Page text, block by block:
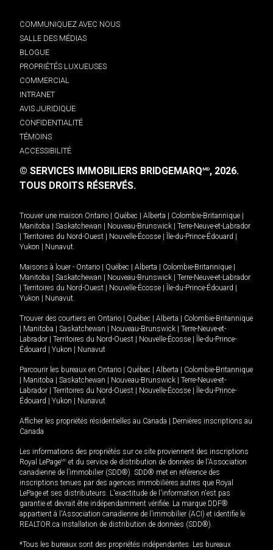
COMMUNIQUEZ AVEC NOUS
SALLE DES MÉDIAS
BLOGUE
PROPRIÉTÉS LUXUEUSES
COMMERCIAL
INTRANET
AVIS JURIDIQUE
CONFIDENTIALITÉ
TÉMOINS
ACCESSIBILITÉ
© SERVICES IMMOBILIERS BRIDGEMARQMD, 2026.
TOUS DROITS RÉSERVÉS.
Trouver une maison Ontario Québec Alberta Colombie-Britannique
Manitoba
Saskatchewan Nouveau-Brunswick
Terre-Neuve-et-Labrador
Territoires du Nord-Ouest Nouvelle-Écosse Île-du-Prince-Édouard
Yukon
Nunavut.
Maisons à louer - Ontario Québec Alberta Colombie-Britannique
Manitoba
Saskatchewan Nouveau-Brunswick
Terre-Neuve-et-Labrador
Territoires du Nord-Ouest Nouvelle-Écosse Île-du-Prince-Édouard
Yukon
Nunavut.
Trouver des courtiers en Ontario Québec Alberta
Colombie-Britannique
Manitoba Saskatchewan Nouveau-Brunswick
Terre-Neuve-et-
Labrador
Territoires du Nord-Ouest Nouvelle-Écosse
Île-du-Prince-
Édouard
Yukon Nunavut
Parcourir les bureaux en Ontario Québec Alberta
Colombie-Britannique
Manitoba Saskatchewan Nouveau-Brunswick
Terre-Neuve-et-
Labrador
Territoires du Nord-Ouest Nouvelle-Écosse
Île-du-Prince-
Édouard
Yukon Nunavut
Afficher les propriétés résidentielles au Canada
Dernières inscriptions au
Canada
Les informations des propriétés sur ce site proviennent des inscriptions
Royal LePageMD et du service de distribution de données de l'Association
canadienne de l’immobilier (SDD®). SDD® met en référence des
inscriptions tenues par des agences immobilières autres que Royal
LePage et ses distributeurs. L'exactitude de l'information n'est pas
garantie et devrait être indépendamment vérifiée. La marque DDF®
appartient à l'Association canadienne de l’immobilier (ACI) et identifie le
REALTOR.ca Installation de distribution de données (SDD®).
*Tous les bureaux sont des propriétés indépendantes. Les bureaux